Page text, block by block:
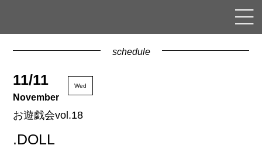
schedule
11/11
November
Wed
お遊戯会vol.18
.DOLL